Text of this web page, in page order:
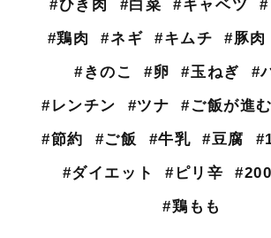
#ひき肉
#白菜 #キャベツ
#鶏肉
#ネギ #キムチ #豚肉
#きのこ
#卵 #玉ねぎ
#
#レンチン
#ツナ #ご飯が進む
#節約
#ご飯 #牛乳 #豆腐
#ダイエット
#ピリ辛
#鶏もも